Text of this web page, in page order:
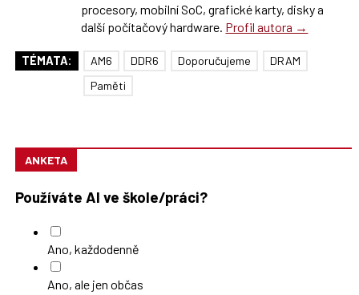
procesory, mobilní SoC, grafické karty, disky a
další počítačový hardware. Profil autora →
TÉMATA: AM6 DDR6 Doporučujeme
DRAM
Paměti
ANKETA
Používáte AI ve škole/práci?
Ano, každodenně
Ano, ale jen občas